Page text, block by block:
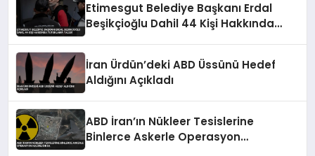
Etimesgut Belediye Başkanı Erdal
Beşikçioğlu Dahil 44 Kişi Hakkında
İran Ürdün’deki ABD Üssünü Hedef
Aldığını Açıkladı
ABD İran’ın Nükleer Tesislerine
Binlerce Askerle Operasyon